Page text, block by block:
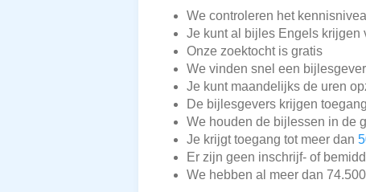
We controleren het
Je kunt al bijles Engels krijgen
Onze zoektocht is gratis
We vinden snel een
Je kunt maandelijks de uren
De bijlesgevers krijgen
We houden de bijlessen in de
Je krijgt toegang tot meer dan
Er zijn geen inschrijf- of
We hebben al meer dan